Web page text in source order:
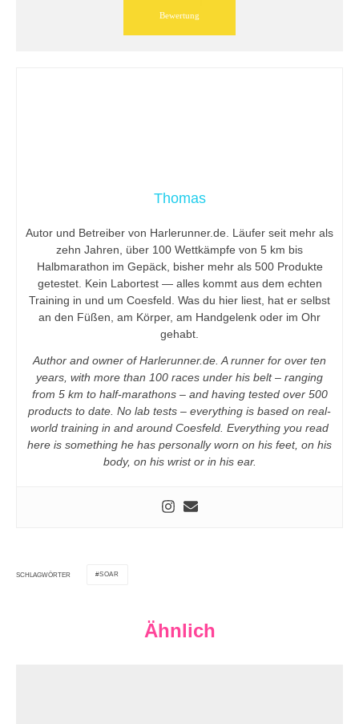
Bewertung
Thomas
Autor und Betreiber von Harlerunner.de. Läufer seit mehr als
zehn Jahren, über 100 Wettkämpfe von 5 km bis
Halbmarathon im Gepäck, bisher mehr als 500 Produkte
getestet. Kein Labortest — alles kommt aus dem echten
Training in und um Coesfeld. Was du hier liest, hat er selbst
an den Füßen, am Körper, am Handgelenk oder im Ohr
gehabt.
Author and owner of Harlerunner.de. A runner for over ten
years, with more than 100 races under his belt – ranging
from 5 km to half-marathons – and having tested over 500
products to date. No lab tests – everything is based on real-
world training in and around Coesfeld. Everything you read
here is something he has personally worn on his feet, on his
body, on his wrist or in his ear.
SCHLAGWÖRTER SOAR
Ähnlich